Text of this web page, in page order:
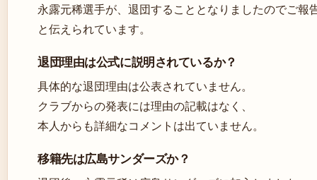
永露元稀選手が、退団することとなりましたのでご報
と伝えられています。
退団理由は公式に説明されているか？
具体的な退団理由は公表されていません。
クラブからの発表には理由の記載はなく、
本人からも詳細なコメントは出ていません。
移籍先は広島サンダーズか？